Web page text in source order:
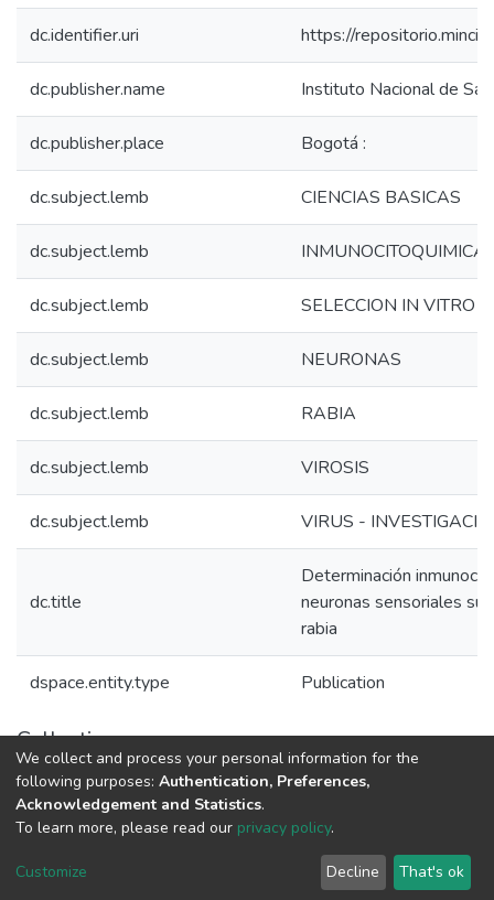
dc.identifier.uri https://
dc.publisher.name Instituto Nacional de
dc.publisher.place Bogotá :
dc.subject.lemb CIENCIAS BASICAS
dc.subject.lemb INMUNOCITOQUIMICA
dc.subject.lemb SELECCION IN VITRO
dc.subject.lemb NEURONAS
dc.subject.lemb RABIA
dc.subject.lemb VIROSIS
dc.subject.lemb VIRUS -
dc.title
Determinación
neuronas sensoriales
rabia
dspace.entity.type Publication
Collections
1.1.2. Informes Finales
DSpace software copyright © 2002-2026
Cookie
End User
Agreement
Send
Feedback
We collect and process your personal information for the
following purposes: Authentication, Preferences,
Acknowledgement and Statistics.
To learn more, please read our privacy policy.
Customize Decline That's ok